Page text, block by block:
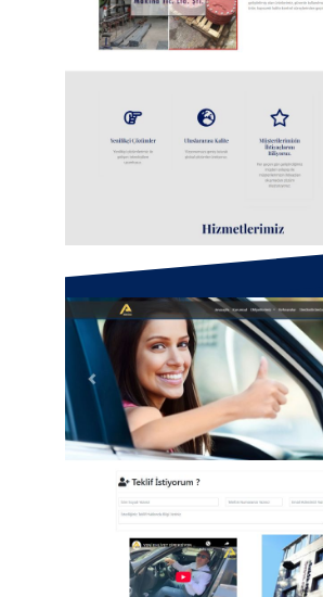
Metsay Makina